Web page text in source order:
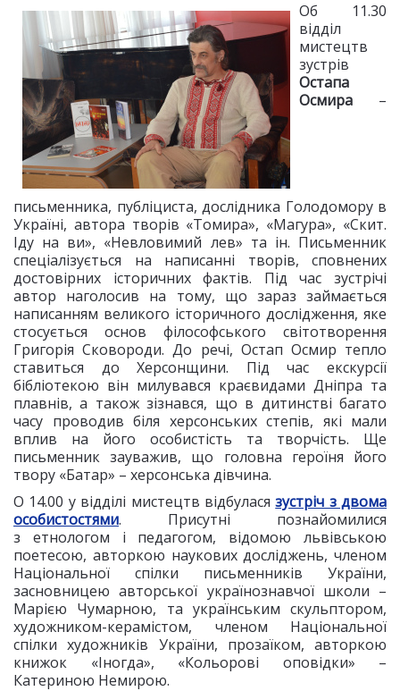
Об 11.30
відділ
мистецтв
зустрів
Остапа
Осмира –
письменника, публіциста, дослідника Голодомору в
Україні, автора творів «Томира», «Магура», «Скит.
Іду на ви», «Невловимий лев» та ін. Письменник
спеціалізується на написанні творів, сповнених
достовірних історичних фактів. Під час зустрічі
автор наголосив на тому, що зараз займається
написанням великого історичного дослідження, яке
стосується основ філософського світотворення
Григорія Сковороди. До речі, Остап Осмир тепло
ставиться до Херсонщини. Під час екскурсії
бібліотекою він милувався краєвидами Дніпра та
плавнів, а також зізнався, що в дитинстві багато
часу проводив біля херсонських степів, які мали
вплив на його особистість та творчість. Ще
письменник зауважив, що головна героїня його
твору «Батар» – херсонська дівчина.
О 14.00 у відділі мистецтв відбуласязустріч з двома
особистостями. Присутні познайомилися
з етнологом і педагогом, відомою львівською
поетесою, авторкою наукових досліджень, членом
Національної спілки письменників України,
засновницею авторської українознавчої школи –
Марією Чумарною, та українським скульптором,
художником-керамістом, членом Національної
спілки художників України, прозаїком, авторкою
книжок «Іногда», «Кольорові оповідки» –
Катериною Немирою.